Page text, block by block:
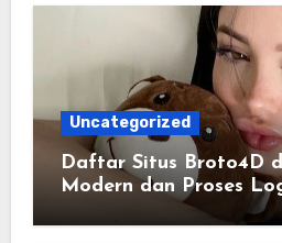
Uncategorized
Daftar Situs Broto4D
Modern dan Proses